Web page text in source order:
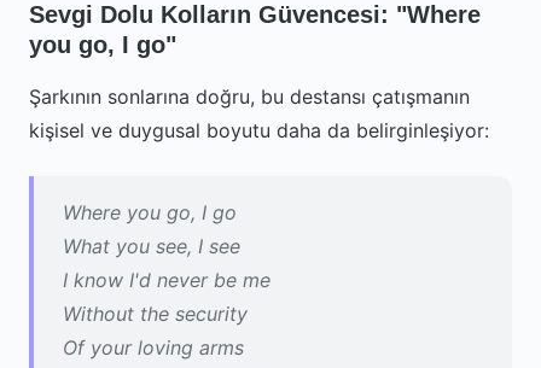
Sevgi Dolu Kolların Güvencesi: "Where
you go, I go"
Şarkının sonlarına doğru, bu destansı çatışmanın
kişisel ve duygusal boyutu daha da belirginleşiyor:
Where you go, I go
What you see, I see
I know I'd never be me
Without the security
Of your loving arms